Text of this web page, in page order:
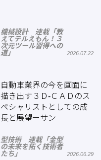
機械設計 連載「教
えてテルえもん！３
次元ツール習得への
道」
2026.07.22
自動車業界の今を画面に
描き出す３Ｄ-ＣＡＤのス
ペシャリストとしての成
長と展望ーサン
型技術 連載「金型
の未来を拓く技術者
たち」
2026.06.29